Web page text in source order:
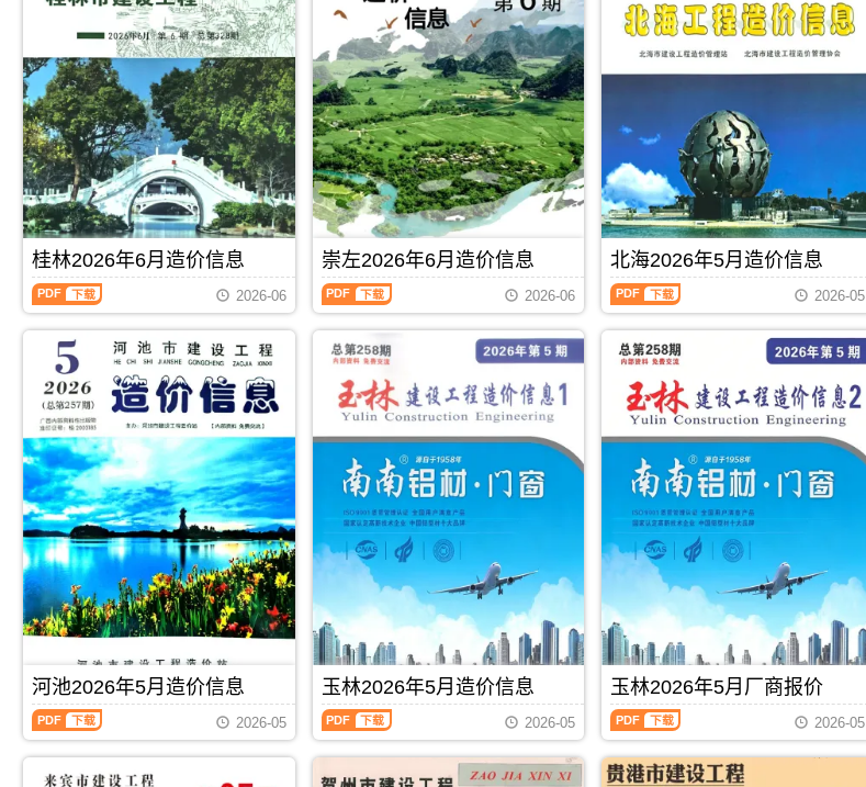
扫
件
PDF，
属
于
百
色
市
工
程
材
料
汇
编，
色
工
程
材
料
价
格
纠
纷
调
解
件
PDF，
属
于
北
海
市
工
程
合
同
材
料
核
定
价，
用
工
分
析
PDF，
地
区：
宜
州
区、
罗
城
县、
环
江
县、
县、
大
县、
县、
天
峨
东
兰
县、
巴
马
县、
凤
山
县.，
用
林
设
工
程
造
价
信
息）
期
刊，
由
玉
林
市
造
价
信
息
网
发
布，
玉
林
信
息
价
包
含
玉
林
市、
陆
川
县、
信
（来
宾
建
设
工
程
造
价
信
息）
期
刊，
由
来
宾
市
建
息
来
宾
程
施
工
图
预
算
编
制，
属
于
PDF 下载
港
工
造
价
信
息）
期
刊，
由
贵
港
市
建
设
息
信
息
包
含
区
域：
贵
港
市、
桂
平
市、
PDF 下载
桂林2026年6月造价信息
桂
林
造
价
信
息
（桂
林
建
设
工
程
造
价
信
息）
刊，
由
桂
林
市
PDF 下载
2026-06
崇左2026年6月造价信息
崇
左
信
（崇
工
程
价
信
息）
期
刊，
由
崇
左
市
PDF 下载
2026-06
北海2026年5月造价信息
北
海
年
信
（北
造
价
息）
期
刊，
由
北
海
市
建
设
造
PDF 下载
2026-05
河池2026年5月造价信息
河
池
2026-05
玉林2026年5月造价信息
玉
林
2026-05
玉林2026年5月厂商报价
玉
林
年
2026-05